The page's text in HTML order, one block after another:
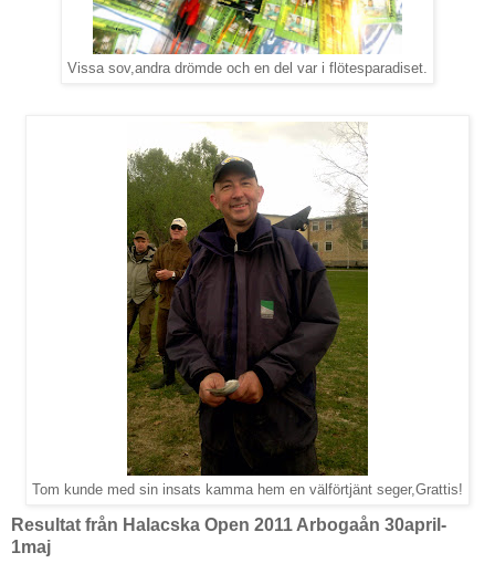
Vissa sov,andra drömde och en del var i flötesparadiset.
Tom kunde med sin insats kamma hem en välförtjänt seger,Grattis!
Resultat från Halacska Open 2011 Arbogaån 30april-
1maj